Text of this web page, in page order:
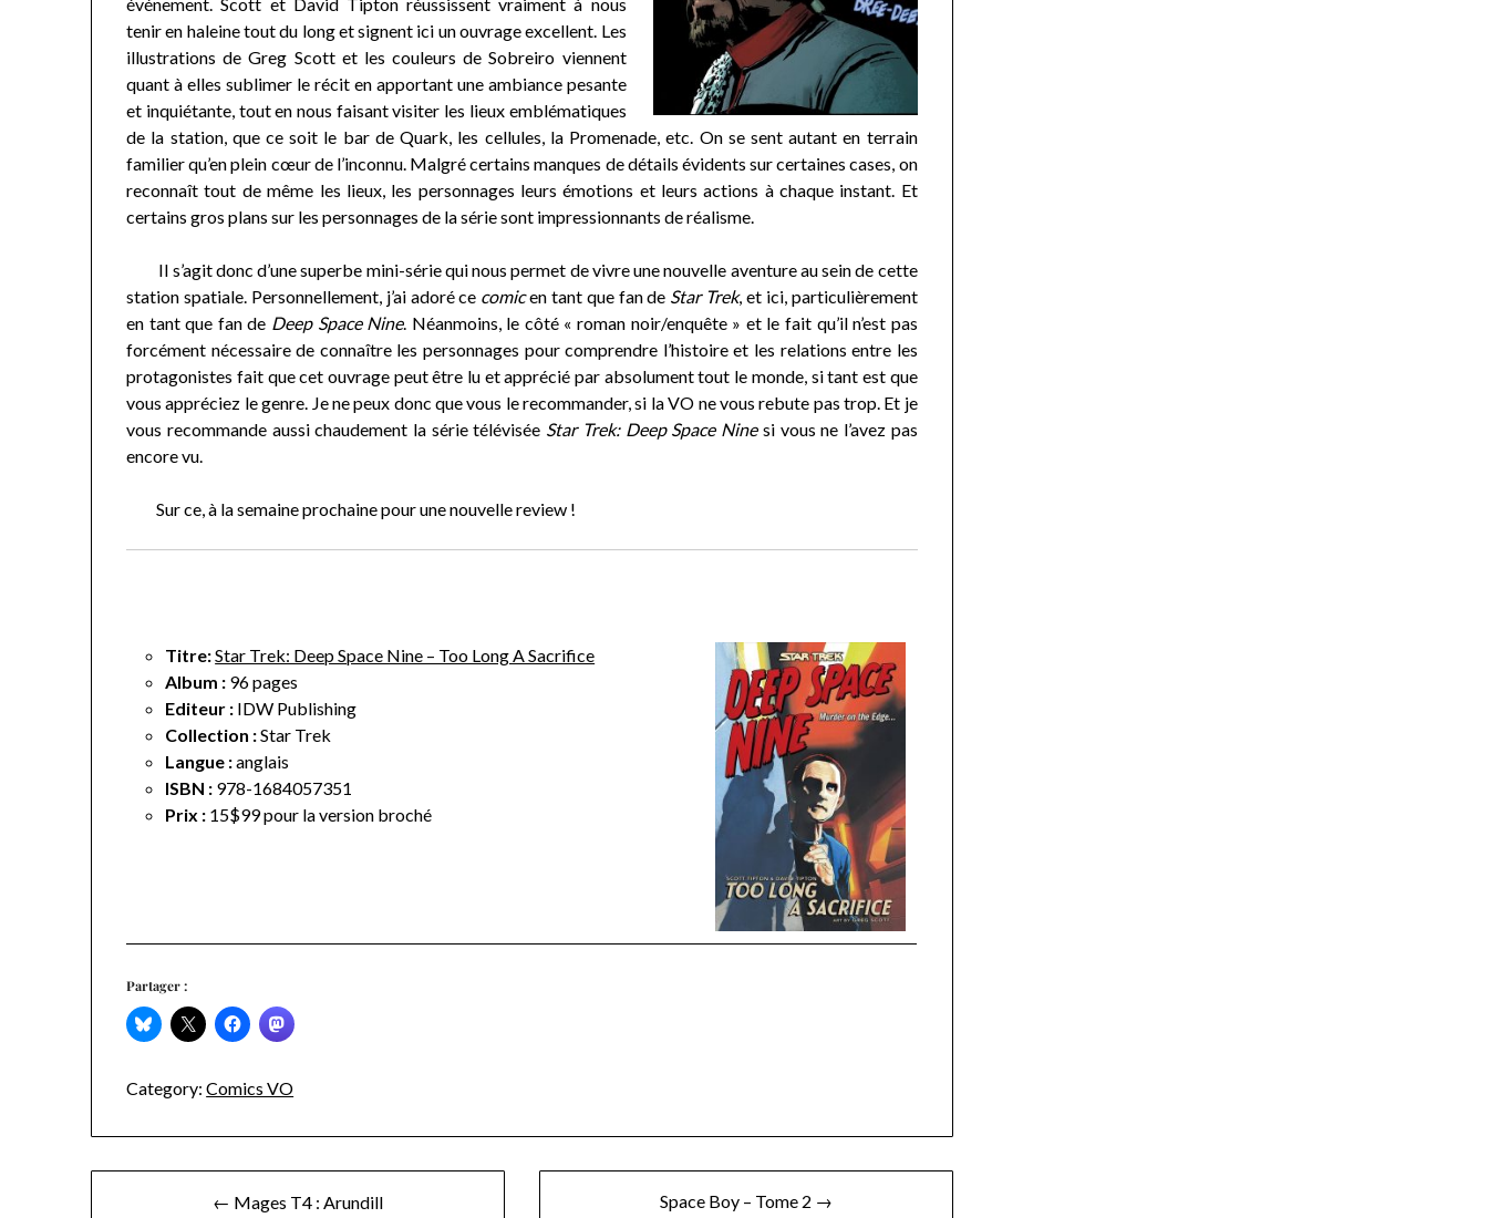
tenir en haleine tout du long et signent ici un ouvrage excellent. Les
illustrations de Greg Scott et les couleurs de Sobreiro viennent
quant à elles sublimer le récit en apportant une ambiance pesante
et inquiétante, tout en nous faisant visiter les lieux emblématiques
de la station, que ce soit le bar de Quark, les cellules, la Promenade, etc. On se sent autant en terrain
familier qu’en plein cœur de l’inconnu. Malgré certains manques de détails évidents sur certaines cases, on
reconnaît tout de même les lieux, les personnages leurs émotions et leurs actions à chaque instant. Et
certains gros plans sur les personnages de la série sont impressionnants de réalisme.
Il s’agit donc d’une superbe mini-série qui nous permet de vivre une nouvelle aventure au sein de cette
station spatiale. Personnellement, j’ai adoré ce comicen tant que fan de Star Trek, et ici, particulièrement
en tant que fan de Deep Space Nine. Néanmoins, le côté « roman noir/enquête » et le fait qu’il n’est pas
forcément nécessaire de connaître les personnages pour comprendre l’histoire et les relations entre les
protagonistes fait que cet ouvrage peut être lu et apprécié par absolument tout le monde, si tant est que
vous appréciez le genre. Je ne peux donc que vous le recommander, si la VO ne vous rebute pas trop. Et je
vous recommande aussi chaudement la série télévisée Star Trek: Deep Space Ninesi vous ne l’avez pas
encore vu.
Sur ce, à la semaine prochaine pour une nouvelle review !
Titre:Star Trek: Deep Space Nine – Too Long A Sacrifice
Album : 96 pages
Editeur : IDW Publishing
Collection :Star Trek
Langue :anglais
ISBN : 978-1684057351
Prix : 15$99 pour la version broché
Partager :
Category: Comics VO
← Mages T4 : Arundill Space Boy – Tome 2 →